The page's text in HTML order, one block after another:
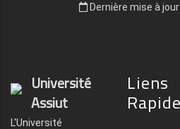
Dernière mise à
Université
Assiut
L'Université
Liens